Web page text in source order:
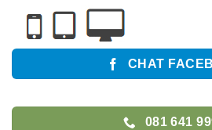
CHAT
081 641